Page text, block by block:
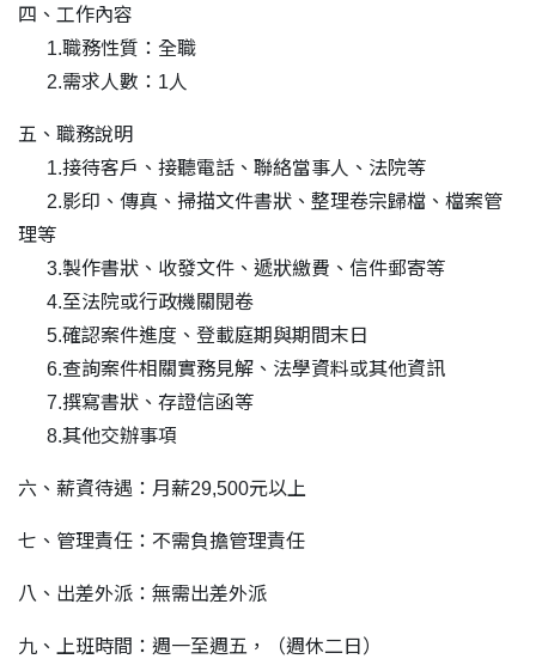
四、工作內容
1.職務性質：全職
2.需求人數：1人
五、職務說明
1.接待客戶、接聽電話、聯絡當事人、法院等
2.影印、傳真、掃描文件書狀、整理卷宗歸檔、檔案管
理等
3.製作書狀、收發文件、遞狀繳費、信件郵寄等
4.至法院或行政機關閱卷
5.確認案件進度、登載庭期與期間末日
6.查詢案件相關實務見解、法學資料或其他資訊
7.撰寫書狀、存證信函等
8.其他交辦事項
六、薪資待遇：月薪29,500元以上
七、管理責任：不需負擔管理責任
八、出差外派：無需出差外派
九、上班時間：週一至週五，（週休二日）